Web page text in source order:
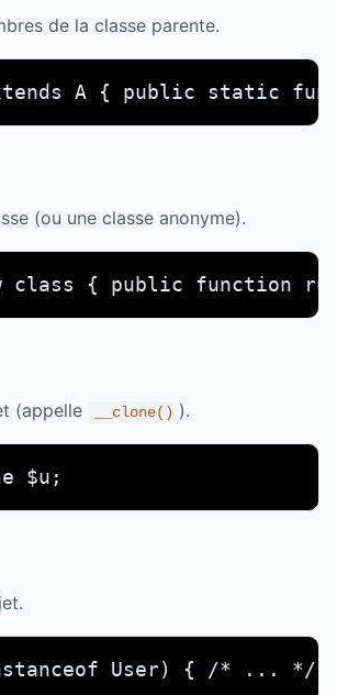
de la classe parente.
A { public static
(ou une classe anonyme).
class { public function
(appelle __clone() ).
$u;
User) { /* ... */